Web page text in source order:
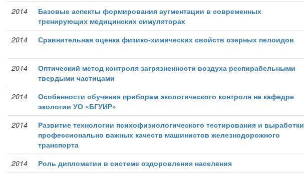
2014
Базовые аспекты формирования аугментации в современных
тренирующих медицинских симуляторах
2014
Сравнительная оценка физико-химических свойств озерных пелоидов
2014
Оптический метод контроля загрязненности воздуха респирабельными
твердыми частицами
2014
Особенности обучения приборам экологического контроля на кафедре
экологии УО «БГУИР»
2014
Развитие технологии психофизиологического тестирования и выработки
профессионально важных качеств машинистов железнодорожного
транспорта
2014 Роль дипломатии в системе оздоровления населения